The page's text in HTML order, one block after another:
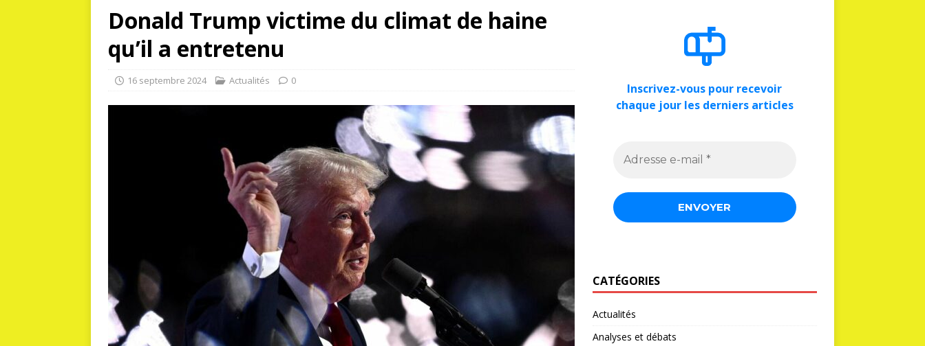
Donald Trump victime du climat de haine
qu’il a entretenu
16 septembre 2024 Actualités 0
Inscrivez-vous pour recevoir
chaque jour les derniers articles
CATÉGORIES
Actualités
Analyses et débats